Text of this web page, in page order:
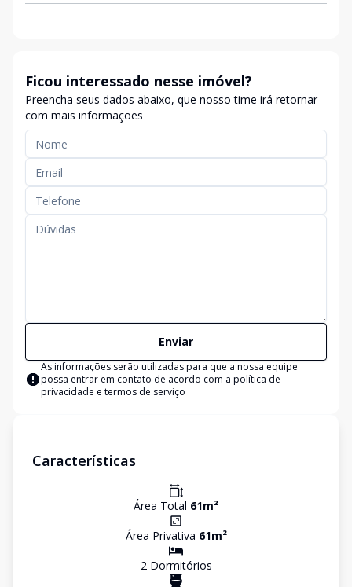
Ficou interessado nesse imóvel?
Preencha seus dados abaixo, que nosso time irá retornar
com mais informações
Enviar
As informações serão utilizadas para que a nossa equipe
possa entrar em contato de acordo com a política de
privacidade e termos de serviço
Características
Área Total 61m²
Área Privativa 61m²
2Dormitórios